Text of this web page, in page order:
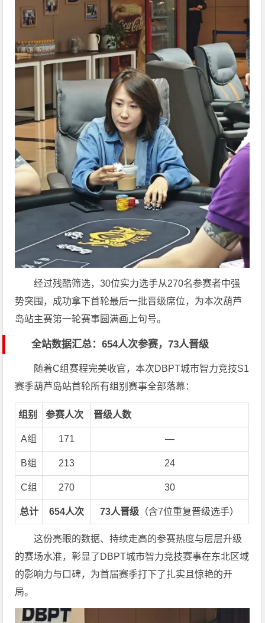
经过残酷筛选，30位实力选手从270名参赛者中强
势突围，成功拿下首轮最后一批晋级席位，为本次葫芦
岛站主赛第一轮赛事圆满画上句号。
全站数据汇总：654人次参赛，73人晋级
随着C组赛程完美收官，本次DBPT城市智力竞技S1
赛季葫芦岛站首轮所有组别赛事全部落幕：
组别 参赛人次 晋级人数
A组 171 —
B组 213 24
C组 270 30
总计 654人次 73人晋级 （含7位重复晋级选手）
这份亮眼的数据、持续走高的参赛热度与层层升级
的赛场水准，彰显了DBPT城市智力竞技赛事在东北区域
的影响力与口碑，为首届赛季打下了扎实且惊艳的开
局。